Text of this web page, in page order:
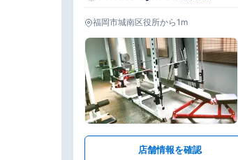
福岡市城南区役所から1m
店舗情報を確認